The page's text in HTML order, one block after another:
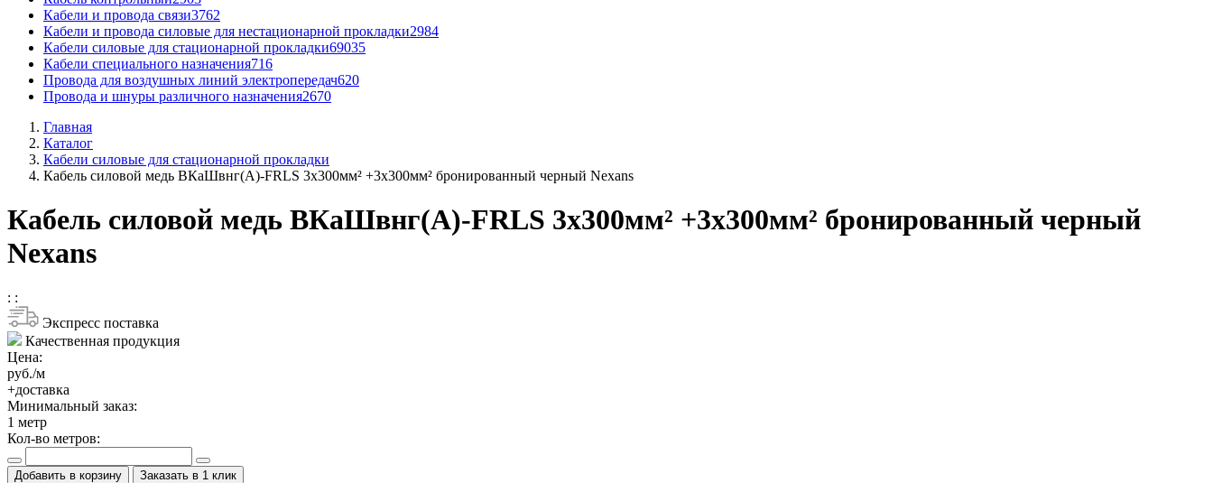
Кабели и провода связи3762
Кабели и провода силовые для нестационарной прокладки2984
Кабели силовые для стационарной прокладки69035
Кабели специального назначения716
Провода для воздушных линий электропередач620
Провода и шнуры различного назначения2670
Главная
Каталог
Кабели силовые для стационарной прокладки
Кабель силовой медь ВКаШвнг(A)-FRLS 3x300мм² +3x300мм² бронированный черный Nexans
Кабель силовой медь ВКаШвнг(A)-FRLS 3x300мм² +3x300мм² бронированный черный
Nexans
: :
Экспресс поставка
Качественная продукция
Цена:
руб./м
+доставка
Минимальный заказ:
1 метр
Кол-во метров:
Добавить в корзину Заказать в 1 клик